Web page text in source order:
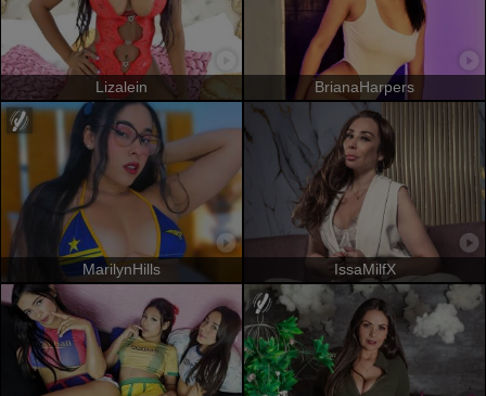
Lizalein BrianaHarpers
MarilynHills IssaMilfX